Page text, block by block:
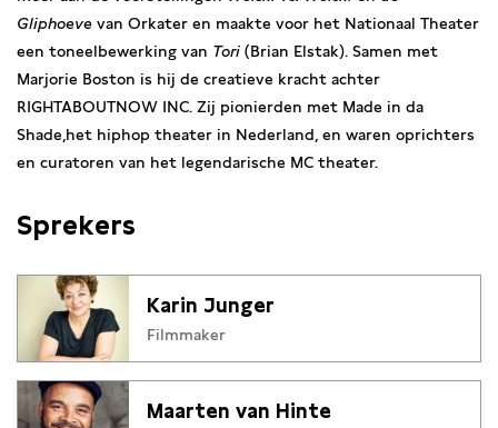
Gliphoeve van Orkater en maakte voor het Nationaal Theater
een toneelbewerking van Tori (Brian Elstak). Samen met
Marjorie Boston is hij de creatieve kracht achter
RIGHTABOUTNOW INC. Zij pionierden met Made in da
Shade,het hiphop theater in Nederland, en waren oprichters
en curatoren van het legendarische MC theater.
Sprekers
Karin Junger
Filmmaker
Maarten van Hinte